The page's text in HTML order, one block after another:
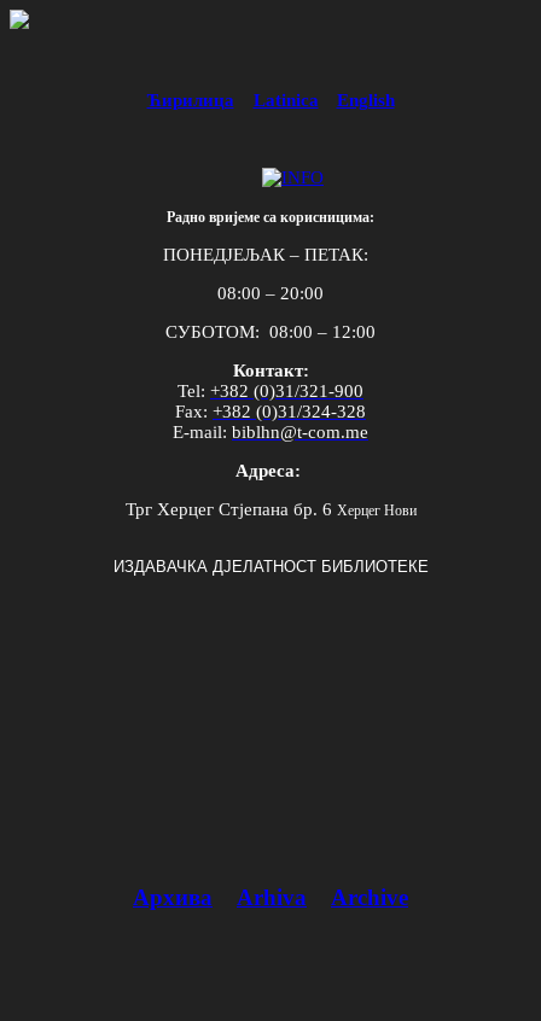
Ћирилица Latinica English
Радно вријеме са корисницима:
ПОНЕДЈЕЉАК – ПЕТАК:
08:00 – 20:00
СУБОТОМ: 08:00 – 12:00
Контакт:
Tel: +382 (0)31/321-900
Fax: +382 (0)31/324-328
E-mail: biblhn@t-com.me
Адреса:
Трг Херцег Стјепана бр. 6 Херцег Нови
ИЗДАВАЧКА ДЈЕЛАТНОСТ БИБЛИОТЕКЕ
Архива Arhiva Archive